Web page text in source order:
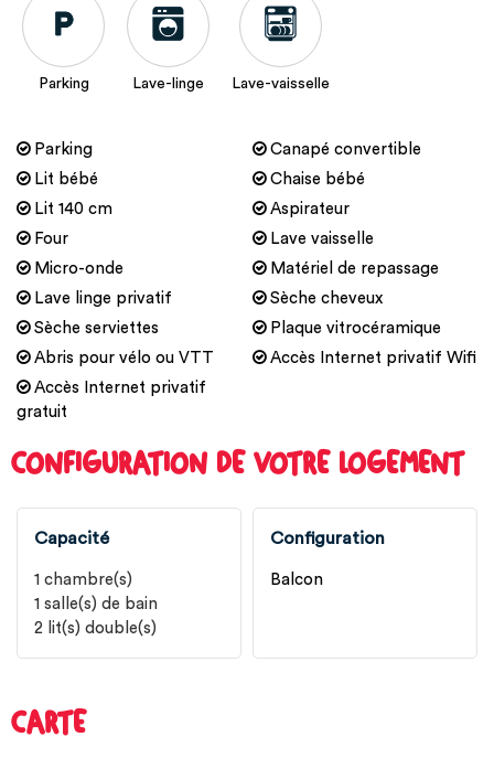
Parking Lave-linge Lave-vaisselle
Parking
Canapé convertible
Lit bébé
Chaise bébé
Lit 140 cm
Aspirateur
Four
Lave vaisselle
Micro-onde
Matériel de repassage
Lave linge privatif
Sèche cheveux
Sèche serviettes
Plaque vitrocéramique
Abris pour vélo ou VTT
Accès Internet privatif Wifi
Accès Internet privatif
gratuit
CONFIGURATION DE VOTRE LOGEMENT
Capacité
1 chambre(s)
1 salle(s) de bain
2 lit(s) double(s)
Configuration
Balcon
CARTE